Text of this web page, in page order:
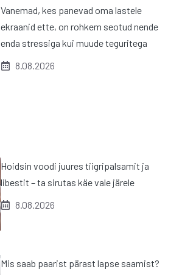
Vanemad, kes panevad oma lastele
ekraanid ette, on rohkem seotud nende
enda stressiga kui muude teguritega
8.08.2026
Hoidsin voodi juures tiigripalsamit ja
libestit – ta sirutas käe vale järele
8.08.2026
Mis saab paarist pärast lapse saamist?